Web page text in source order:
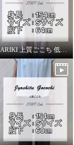
ARIKI 上質ごこち 低身長スタッフがはいてみました！